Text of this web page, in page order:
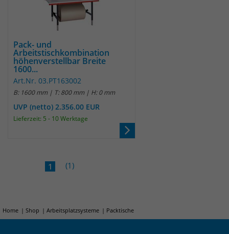
Pack- und
Arbeitstischkombination
höhenverstellbar Breite
1600...
Art.Nr. 03.PT163002
B: 1600 mm | T: 800 mm | H: 0 mm
UVP (netto) 2.356.00 EUR
Lieferzeit: 5 - 10 Werktage
1 (1)
Home Shop Arbeitsplatzsysteme Packtische